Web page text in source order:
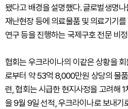
됐다고 배경을 설명했다. 글로벌생명
재난현장 등에 의료물품 및 의료기기
연구 등을 진행하는 국제구호 전문 비
협회는 우크라이나의 이같은 상황을
로부터 약 53억 8,000만원 상당의 물
련, 협회는 시급한 현지사정을 고려해
을 9월 9일 선적, 우크라이나로 보내기